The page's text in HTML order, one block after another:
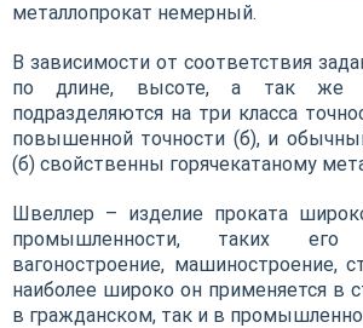
металлопрокат немерный.
В зависимости от соответствия
по длине, высоте, а так же
подразделяются на три класса
повышенной точности (б), и
(б) свойственны горячекатаному
Швеллер – изделие проката
промышленности, таких его
вагоностроение, машиностроение,
наиболее широко он применяется в
в гражданском, так и в